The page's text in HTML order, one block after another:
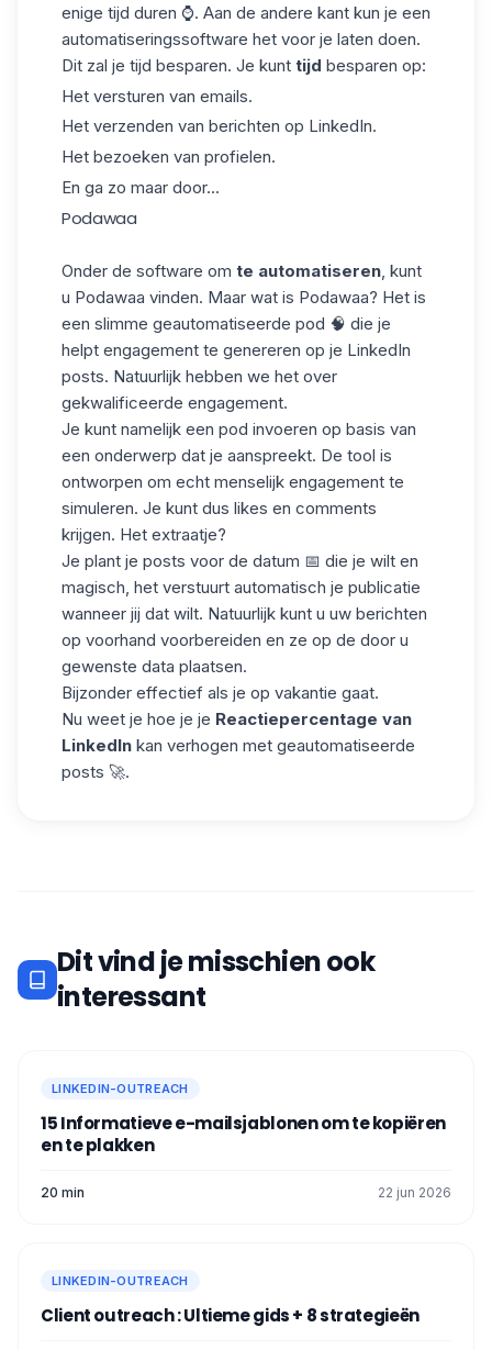
enige tijd duren ⌚. Aan de andere kant kun je een
automatiseringssoftware het voor je laten doen.
Dit zal je tijd besparen. Je kunt tijd besparen op:
Het versturen van emails.
Het verzenden van berichten op LinkedIn.
Het bezoeken van profielen.
En ga zo maar door...
Podawaa
Onder de software om te automatiseren , kunt
u Podawaa vinden. Maar wat is Podawaa? Het is
een slimme geautomatiseerde pod 🧠 die je
helpt engagement te genereren op je LinkedIn
posts. Natuurlijk hebben we het over
gekwalificeerde engagement.
Je kunt namelijk een pod invoeren op basis van
een onderwerp dat je aanspreekt. De tool is
ontworpen om echt menselijk engagement te
simuleren. Je kunt dus likes en comments
krijgen. Het extraatje?
Je plant je posts voor de datum 📅 die je wilt en
magisch, het verstuurt automatisch je publicatie
wanneer jij dat wilt. Natuurlijk kunt u uw berichten
op voorhand voorbereiden en ze op de door u
gewenste data plaatsen.
Bijzonder effectief als je op vakantie gaat.
Nu weet je hoe je je Reactiepercentage van
LinkedIn kan verhogen met geautomatiseerde
posts 🚀.
Dit vind je misschien ook
interessant
LINKEDIN-OUTREACH
15 Informatieve e-mailsjablonen om te kopiëren
en te plakken
20 min 22 jun 2026
LINKEDIN-OUTREACH
Client outreach : Ultieme gids + 8 strategieën